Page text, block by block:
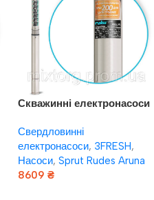
Скважинні електронасоси
50 м + явровилка)
Свердловинні
електронасоси, 3FRESH,
Насоси, Sprut Rudes Aruna
8609 ₴